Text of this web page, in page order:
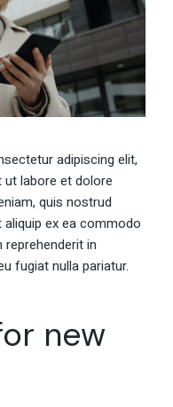
adipiscing elit,
labore et dolore
quis nostrud
ex ea commodo
in
fugiat nulla pariatur.
new